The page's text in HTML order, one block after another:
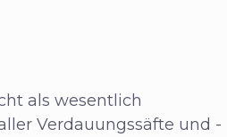
als wesentlich
Verdauungssäfte und -